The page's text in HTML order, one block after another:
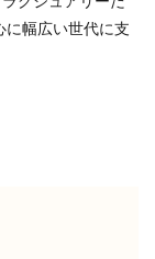
に幅広い世代に支